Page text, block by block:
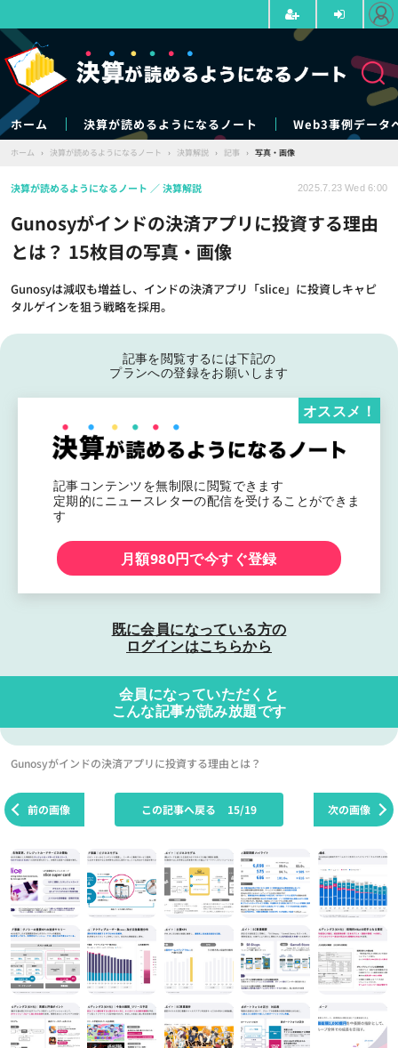
ホーム 決算が読めるようになるノート Web3事例データ
ホーム › 決算が読めるようになるノート › 決算解説 › 記事 › 写真・画像
Gunosyがインドの決済アプリに投資する理由
とは？ 15枚目の写真・画像
Gunosyは減収も増益し、インドの決済アプリ「slice」に投資しキャピ
タルゲインを狙う戦略を採用。
決算が読めるようになるノート 決算解説 2025.7.23 Wed 6:00
記事を閲覧するには下記の
プランへの登録をお願いします
記事コンテンツを無制限に閲覧できます
定期的にニュースレターの配信を受けることができま
す
オススメ！
月額980円で今すぐ登録
既に会員になっている方の
ログインはこちらから
会員になっていただくと
こんな記事が読み放題です
Gunosyがインドの決済アプリに投資する理由とは？
前の画像 次の画像
この記事へ戻る 15/19